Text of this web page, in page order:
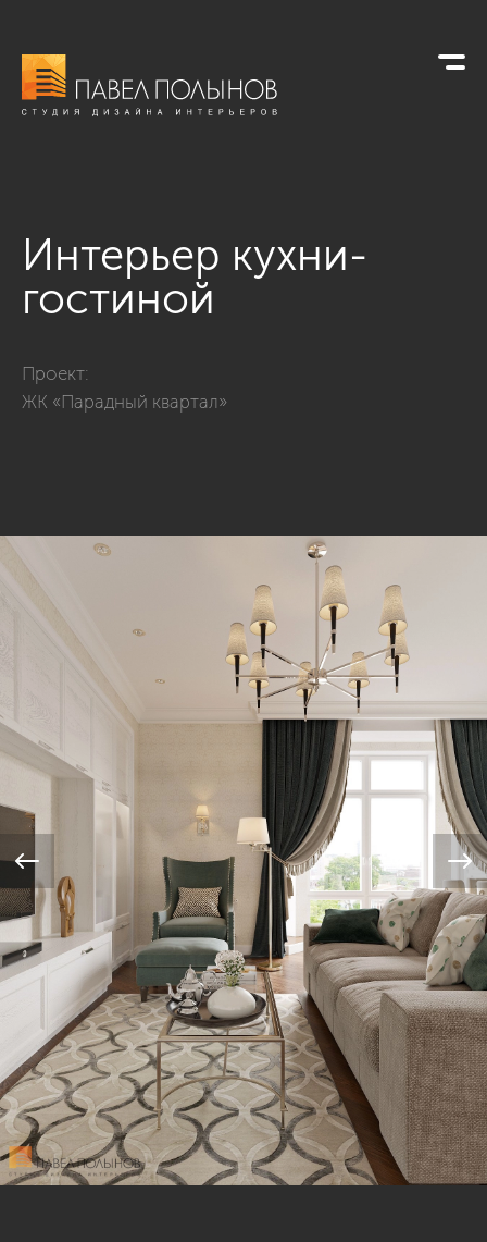
Интерьер кухни-
гостиной
Проект:
ЖК «Парадный квартал»